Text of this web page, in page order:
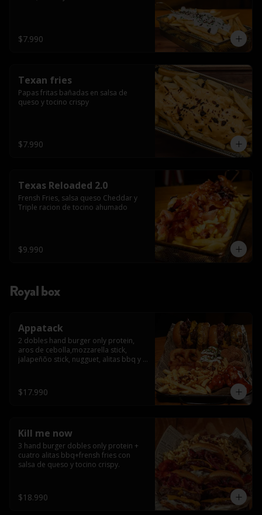
$7.990
Texan fries
Papas fritas bañadas en salsa de
queso y tocino crispy
$7.990
Texas Reloaded 2.0
Frensh Fries, salsa queso Cheddar y
Triple racion de tocino ahumado
$9.990
Royal box
Appatack
2 dobles hand burger only protein,
aros de cebolla,mozzarella stick,
jalapeñõo stick, nugguet, alitas bbq y
$17.990
Kill me now
3 hand burger dobles only protein +
cuatro alitas bbq+frensh fries con
salsa de queso y tocino crispy.
$18.990